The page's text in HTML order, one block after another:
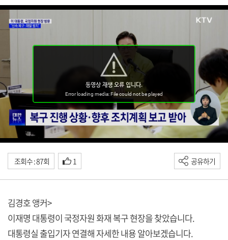
조회수 : 87회 1 공유하기
김경호 앵커>
이재명 대통령이 국정자원 화재 복구 현장을 찾았습니다.
대통령실 출입기자 연결해 자세한 내용 알아보겠습니다.